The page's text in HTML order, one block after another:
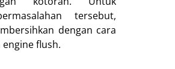
tersebut,
dengan cara
flush.